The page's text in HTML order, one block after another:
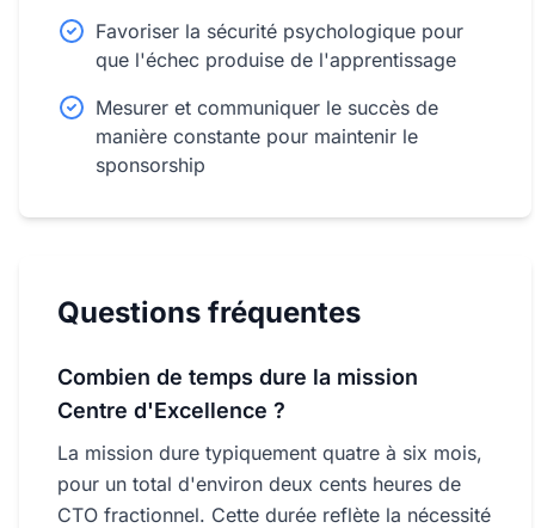
Favoriser la sécurité psychologique pour
que l'échec produise de l'apprentissage
Mesurer et communiquer le succès de
manière constante pour maintenir le
sponsorship
Questions fréquentes
Combien de temps dure la mission
Centre d'Excellence ?
La mission dure typiquement quatre à six mois,
pour un total d'environ deux cents heures de
CTO fractionnel. Cette durée reflète la nécessité